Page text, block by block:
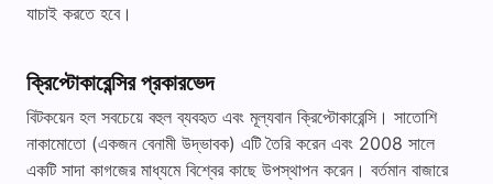
যাচাই করতে হবে।
ক্রিপ্টোকারেন্সির প্রকারভেদ
বিটকয়েন হল সবচেয়ে বহুল ব্যবহৃত এবং মূল্যবান ক্রিপ্টোকারেন্সি। সাতোশি
নাকামোতো (একজন বেনামী উদ্ভাবক) এটি তৈরি করেন এবং 2008 সালে
একটি সাদা কাগজের মাধ্যমে বিশ্বের কাছে উপস্থাপন করেন। বর্তমান বাজারে